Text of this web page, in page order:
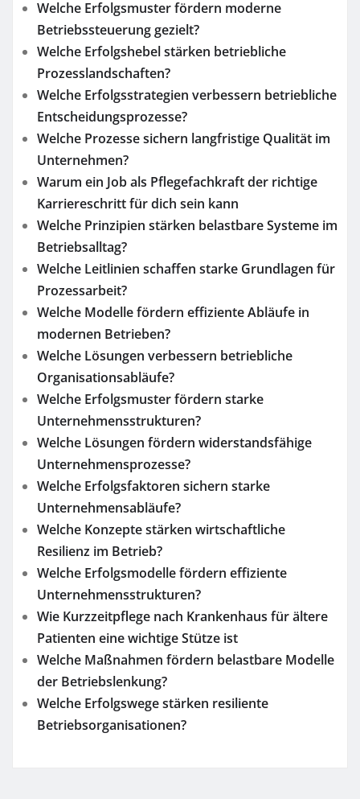
Welche Erfolgsmuster fördern moderne
Betriebssteuerung gezielt?
Welche Erfolgshebel stärken betriebliche
Prozesslandschaften?
Welche Erfolgsstrategien verbessern betriebliche
Entscheidungsprozesse?
Welche Prozesse sichern langfristige Qualität im
Unternehmen?
Warum ein Job als Pflegefachkraft der richtige
Karriereschritt für dich sein kann
Welche Prinzipien stärken belastbare Systeme im
Betriebsalltag?
Welche Leitlinien schaffen starke Grundlagen für
Prozessarbeit?
Welche Modelle fördern effiziente Abläufe in
modernen Betrieben?
Welche Lösungen verbessern betriebliche
Organisationsabläufe?
Welche Erfolgsmuster fördern starke
Unternehmensstrukturen?
Welche Lösungen fördern widerstandsfähige
Unternehmensprozesse?
Welche Erfolgsfaktoren sichern starke
Unternehmensabläufe?
Welche Konzepte stärken wirtschaftliche
Resilienz im Betrieb?
Welche Erfolgsmodelle fördern effiziente
Unternehmensstrukturen?
Wie Kurzzeitpflege nach Krankenhaus für ältere
Patienten eine wichtige Stütze ist
Welche Maßnahmen fördern belastbare Modelle
der Betriebslenkung?
Welche Erfolgswege stärken resiliente
Betriebsorganisationen?